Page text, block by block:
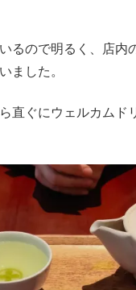
るので明るく、店内
ました。
直ぐにウェルカムド